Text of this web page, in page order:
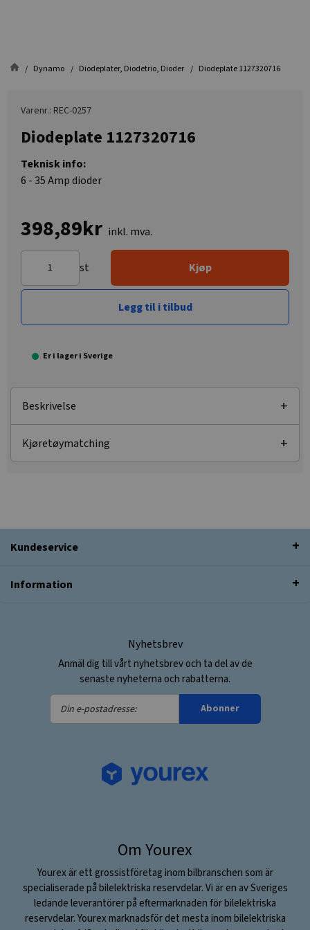
Dynamo Diodeplater, Diodetrio, Dioder Diodeplate 1127320716
Varenr.: REC-0257
Diodeplate 1127320716
Teknisk info:
6 - 35 Amp dioder
398,89kr inkl. mva.
st Kjøp
Legg til i tilbud
Er i lager i Sverige
Beskrivelse
Kjøretøymatching
Kundeservice
Information
Nyhetsbrev
Anmäl dig till vårt nyhetsbrev och ta del av de
senaste nyheterna och rabatterna.
Din
e-
Abonner
Om Yourex
Yourex är ett grossistföretag inom bilbranschen som är
specialiserade på bilelektriska reservdelar. Vi är en av Sveriges
ledande leverantörer på eftermarknaden för bilelektriska
reservdelar. Yourex marknadsför det mesta inom bilelektriska